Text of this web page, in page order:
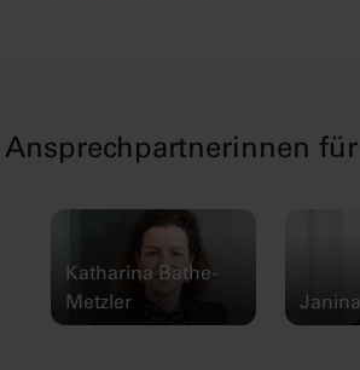
Ansprechpartnerinnen
Katharina Bathe-
Metzler